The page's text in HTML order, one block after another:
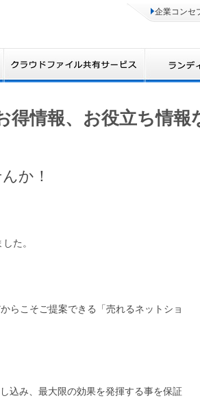
企業コンセ
情報、お役立ち情報
か！
た。
らこそご提案できる「売れるネットショ
込み、最大限の効果を発揮する事を保証